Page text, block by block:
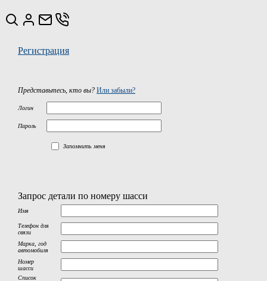
Регистрация
Представьтесь, кто вы? Или забыли?
Логин
Пароль
Запомнить меня
Запрос детали по номеру шасси
Имя
Телефон для
связи
Марка, год
автомобиля
Номер
шасси
Список